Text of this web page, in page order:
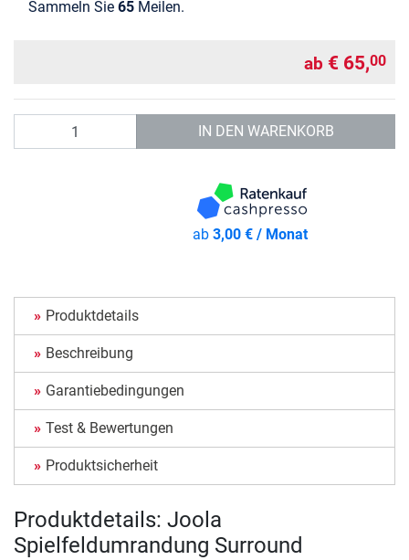
Sammeln Sie 65 Meilen.
ab € 65,00
IN DEN WARENKORB
ab3,00 € / Monat
Produktdetails
Beschreibung
Garantiebedingungen
Test & Bewertungen
Produktsicherheit
Produktdetails: Joola
Spielfeldumrandung Surround